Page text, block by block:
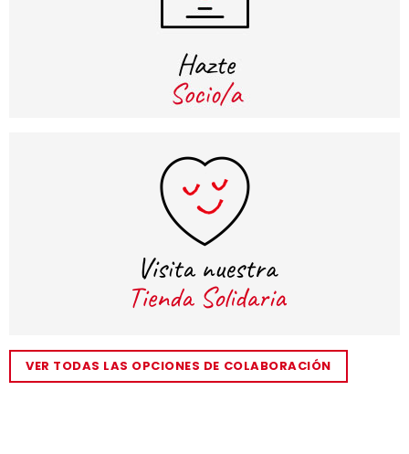
VER TODAS LAS OPCIONES DE COLABORACIÓN